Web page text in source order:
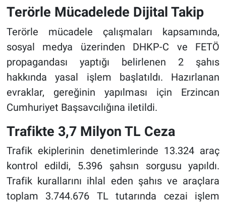
Terörle Mücadelede Dijital Takip
Terörle mücadele çalışmaları kapsamında,
sosyal medya üzerinden DHKP-C ve FETÖ
propagandası yaptığı belirlenen 2 şahıs
hakkında yasal işlem başlatıldı. Hazırlanan
evraklar, gereğinin yapılması için Erzincan
Cumhuriyet Başsavcılığına iletildi.
Trafikte 3,7 Milyon TL Ceza
Trafik ekiplerinin denetimlerinde 13.324 araç
kontrol edildi, 5.396 şahsın sorgusu yapıldı.
Trafik kurallarını ihlal eden şahıs ve araçlara
toplam 3.744.676 TL tutarında cezai işlem